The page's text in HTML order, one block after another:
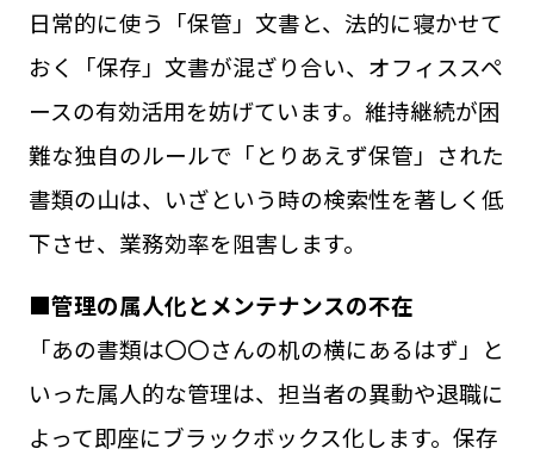
日常的に使う「保管」文書と、法的に寝かせて
おく「保存」文書が混ざり合い、オフィススペ
ースの有効活用を妨げています。維持継続が困
難な独自のルールで「とりあえず保管」された
書類の山は、いざという時の検索性を著しく低
下させ、業務効率を阻害します。
■管理の属人化とメンテナンスの不在
「あの書類は〇〇さんの机の横にあるはず」と
いった属人的な管理は、担当者の異動や退職に
よって即座にブラックボックス化します。保存